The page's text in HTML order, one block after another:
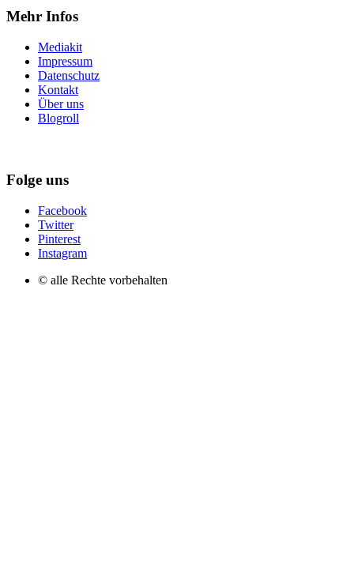
Mehr Infos
Mediakit
Impressum
Datenschutz
Kontakt
Über uns
Blogroll
Folge uns
Facebook
Twitter
Pinterest
Instagram
© alle Rechte vorbehalten